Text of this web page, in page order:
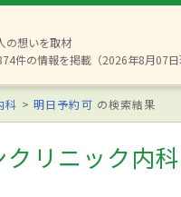
の想いを取材
件の情報を掲載（2026年8月07日
科 明日予約可 の検索結果
リニック内